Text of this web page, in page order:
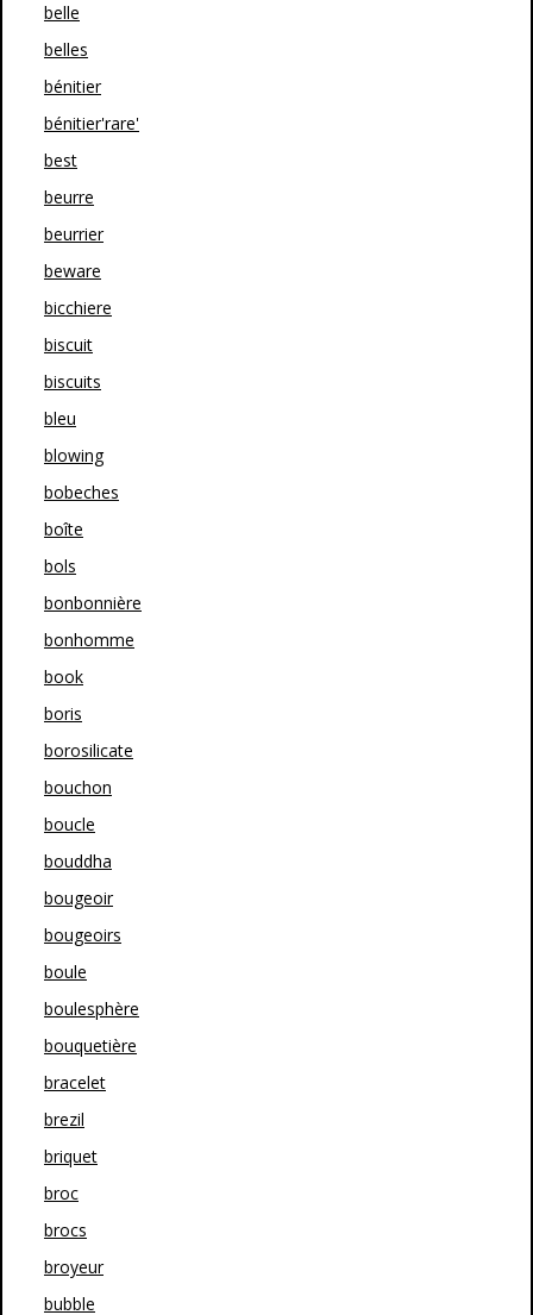
belle
belles
bénitier
bénitier'rare'
best
beurre
beurrier
beware
bicchiere
biscuit
biscuits
bleu
blowing
bobeches
boîte
bols
bonbonnière
bonhomme
book
boris
borosilicate
bouchon
boucle
bouddha
bougeoir
bougeoirs
boule
boulesphère
bouquetière
bracelet
brezil
briquet
broc
brocs
broyeur
bubble